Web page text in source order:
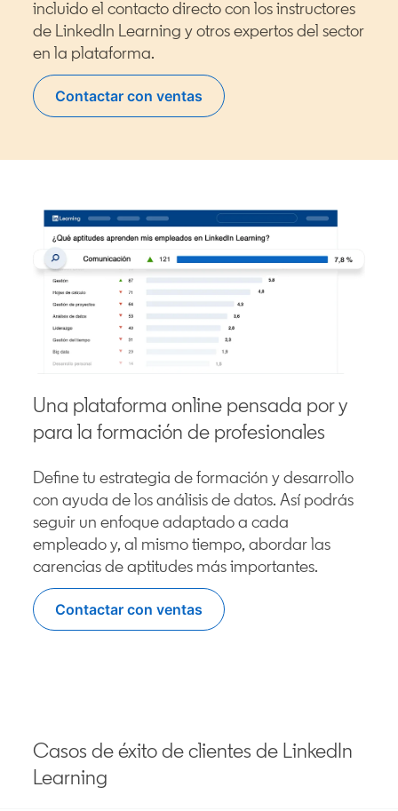
incluido el contacto directo con los instructores
de LinkedIn Learning y otros expertos del sector
en la plataforma.
Contactar con ventas
Una plataforma online pensada por y
para la formación de profesionales
Define tu estrategia de formación y desarrollo
con ayuda de los análisis de datos. Así podrás
seguir un enfoque adaptado a cada
empleado y, al mismo tiempo, abordar las
carencias de aptitudes más importantes.
Contactar con ventas
Casos de éxito de clientes de LinkedIn
Learning